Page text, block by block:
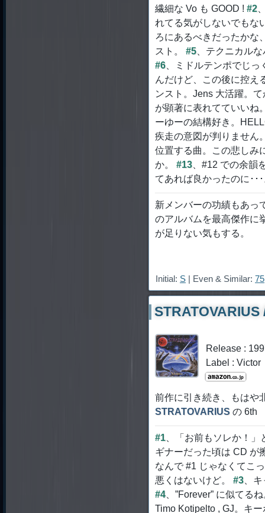
繊細な Vo も GOOD ! #2
れてる気がしないでもな
ろにあるべきだったかな
スト。 #5 、テクニカル
#6 、ミドルテンポでじ
んだけど、この後に控え
ンスト。Jens 大活躍。
が顕著に表れてていいね
ーゆーの結構好き。
疾走の意図が判りません
位置する曲。この悲しみ
か。 #13 、#12 での余
てあれば良かったのに･･
新メンバーの功績もあっ
のアルバムを最高傑作に
が足りない気もする。
Initial: S | Even & Similar: 75
Release :
Label : Victor
前作に引き続き、もはや
STRATOVARIUS の 6th
#1 、「お前もソレか！
ギナーだった頃は CD が
なんで #1 じゃなくてこ
悪くはないけど。 #3 、
#4 、”Forever” に似てる
Timo Kotipelto , GJ。キ